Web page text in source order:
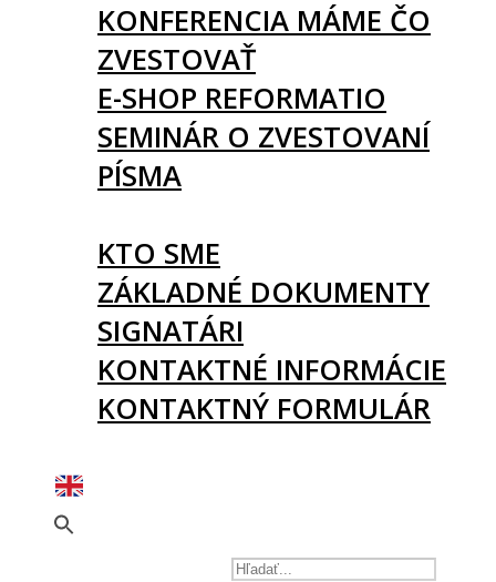
KONFERENCIA MÁME ČO
ZVESTOVAŤ
E-SHOP REFORMATIO
SEMINÁR O ZVESTOVANÍ
PÍSMA
KTO SME
ZÁKLADNÉ DOKUMENTY
SIGNATÁRI
KONTAKTNÉ INFORMÁCIE
KONTAKTNÝ FORMULÁR